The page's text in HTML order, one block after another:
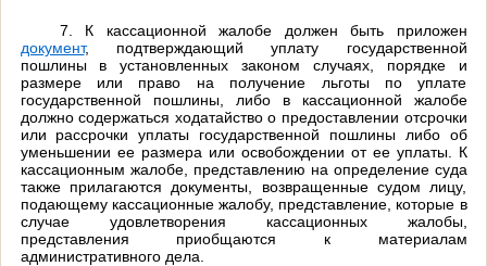
7. К кассационной жалобе должен быть приложен
документ, подтверждающий уплату государственной
пошлины в установленных законом случаях, порядке и
размере или право на получение льготы по уплате
государственной пошлины, либо в кассационной жалобе
должно содержаться ходатайство о предоставлении отсрочки
или рассрочки уплаты государственной пошлины либо об
уменьшении ее размера или освобождении от ее уплаты. К
кассационным жалобе, представлению на определение суда
также прилагаются документы, возвращенные судом лицу,
подающему кассационные жалобу, представление, которые в
случае удовлетворения кассационных жалобы,
представления приобщаются к материалам
административного дела.